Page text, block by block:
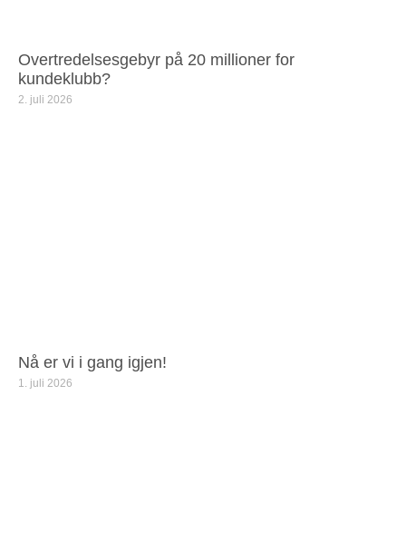
Overtredelsesgebyr på 20 millioner for
kundeklubb?
2. juli 2026
Nå er vi i gang igjen!
1. juli 2026